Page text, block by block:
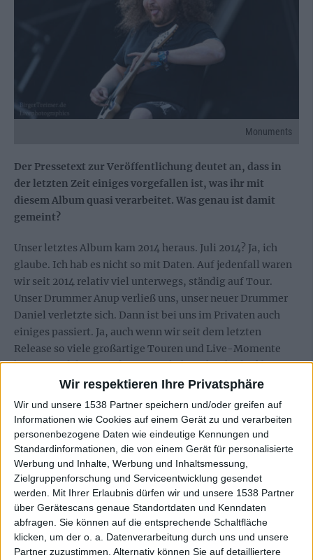
Wir respektieren Ihre Privatsphäre
Wir und unsere 1538 Partner speichern und/oder greifen auf
Informationen wie Cookies auf einem Gerät zu und verarbeiten
personenbezogene Daten wie eindeutige Kennungen und
Standardinformationen, die von einem Gerät für personalisierte
Werbung und Inhalte, Werbung und Inhaltsmessung,
Zielgruppenforschung und Serviceentwicklung gesendet
werden. Mit Ihrer Erlaubnis dürfen wir und unsere 1538 Partner
über Gerätescans genaue Standortdaten und Kenndaten
abfragen. Sie können auf die entsprechende Schaltfläche
klicken, um der o. a. Datenverarbeitung durch uns und unsere
Partner zuzustimmen. Alternativ können Sie auf detailliertere
Monuments
Der Pressetext zur Veröffentlichung deutet an, dass in
der letzten Zeit einiges vorgefallen ist, was ihr mit
diesem Album quasi verarbeitet. Was genau ist damit
gemeint?
Unser letztes Album kam 2014 heraus. Juli 2014? Ja, ich
glaube. Ich hab es nicht so mit Daten. Auf jedenfall waren
wir seit 2014 relativ viel unterwegs, ständig auf Tour.
Unser Drummer Anup verließ uns, unser neuer Drummer
Daniel verletzte sich. Dann ist bei uns im Privaten auch
einiges passiert. Ja, auch wenn wir seit dem letzten
Release so viele großartige Touren und Live-Momente
hatten, und dafür sind wir natürlich auch sehr dankbar, ist
auch privat einiges los gewesen und jeder von uns hatte
das Gefühl sich erstmal wieder rehabilitieren zu müssen.
Verstehst du was ich meine? Darum hat es jetzt bis zur
neuen Platte auch etwas gedauert. Musik ist unser
Hauptjob, aber links und rechts passieren dir persönlich ja
trotzdem Sachen, die dann einfach mal deine
Aufmerksamkeit brauchen.
Habt ihr wirklich effektiv Pause machen können oder
habt ihr immer nebenbei an „Phronesis“ gearbeitet? Wie
muss ich mir das bei euch vorstellen?